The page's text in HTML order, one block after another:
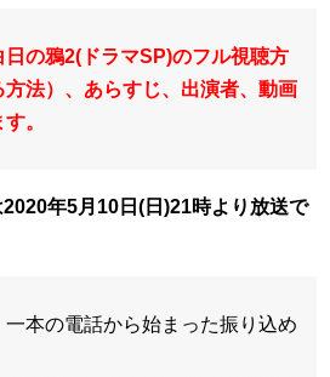
の鴉2(ドラマSP)のフル視聴方
法）、あらすじ、出演者、動画
。
年5月10日(日)21時より放送で
一本の電話から始まった振り込め